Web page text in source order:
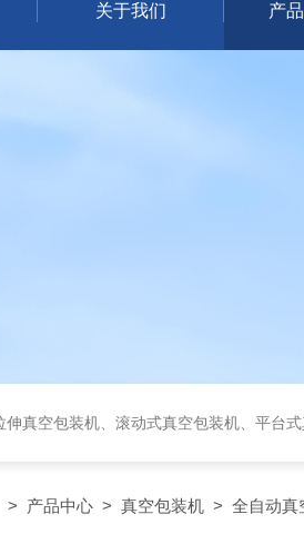
关于我们 产
空包装机、滚动式真空包装机、平台式真空包装机、大米定量
> 产品中心 > 真空包装机 > 全自动真